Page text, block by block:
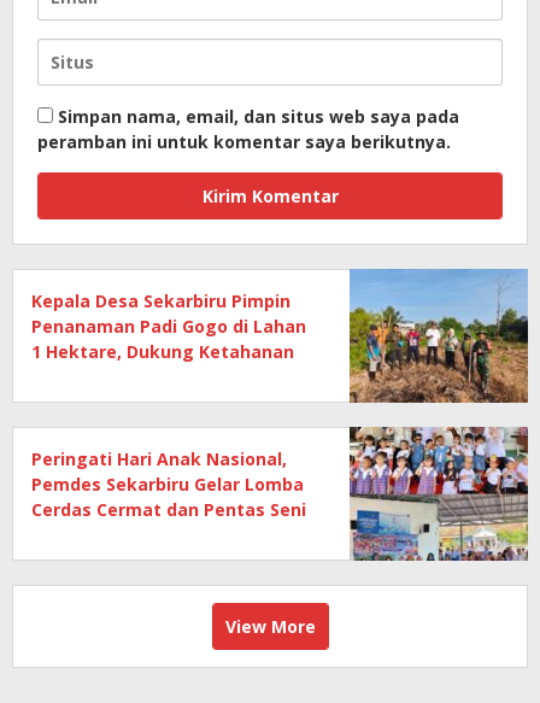
Simpan nama, email, dan situs web saya pada
peramban ini untuk komentar saya berikutnya.
Kepala Desa Sekarbiru Pimpin
Penanaman Padi Gogo di Lahan
1 Hektare, Dukung Ketahanan
Peringati Hari Anak Nasional,
Pemdes Sekarbiru Gelar Lomba
Cerdas Cermat dan Pentas Seni
View More